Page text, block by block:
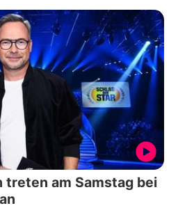
treten am Samstag bei